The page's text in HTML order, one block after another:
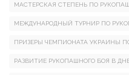
МАСТЕРСКАЯ СТЕПЕНЬ ПО
МЕЖДУНАРОДНЫЙ ТУРНИР ПО
ПРИЗЕРЫ ЧЕМПИОНАТА УКРАИНЫ
РАЗВИТИЕ РУКОПАШНОГО БОЯ В